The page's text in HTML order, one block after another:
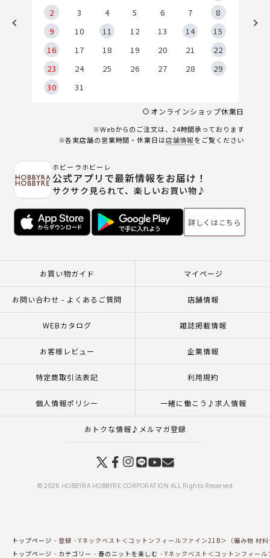
2
3 4 5 6 7
8
9
10 11 12 13 14
15
16
17 18 19 20 21
22
23
24 25 26 27 28
29
30
31
オンラインショップ休業日
※Webからのご注文は、24時間承っております
※各実店舗の営業時間・休業日は店舗情報をご覧ください
ホビーラホビーレ
公式アプリで最新情報をお届け！
サクサク見られて、楽しいお買い物♪
詳しくはこちら
お買い物ガイド マイページ
お問い合わせ - よくあるご質問 店舗情報
WEBカタログ 雑誌掲載情報
お客様レビュー 企業情報
特定商取引法表記 利用規約
個人情報ポリシー 一緒に働こう♪求人情報
おトクな情報♪メルマガ登録
© 2026 HOBBYRA HOBBYRE CORPORATION ALL Rights Reserved
トップページ 登録
Yネックベスト＜コットンフィールファイン21B＞（編み物 材
トップページ
カテゴリー 春のニットを楽しむ Yネックベスト＜コットンフィー